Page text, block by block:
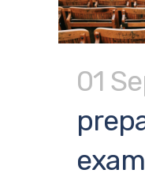
01